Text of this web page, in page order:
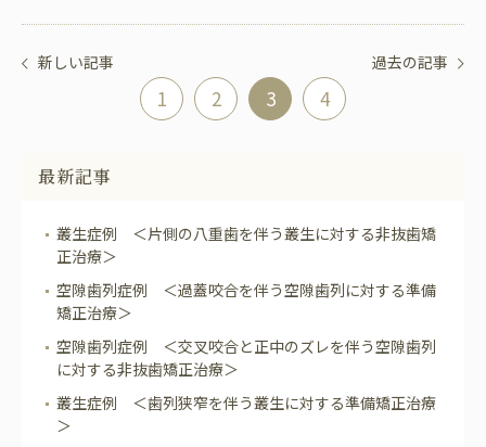
新しい記事
1 2 3 4
過去の記事
最新記事
叢生症例 ＜片側の八重歯を伴う叢生に対する非抜歯矯
正治療＞
空隙歯列症例 ＜過蓋咬合を伴う空隙歯列に対する準備
矯正治療＞
空隙歯列症例 ＜交叉咬合と正中のズレを伴う空隙歯列
に対する非抜歯矯正治療＞
叢生症例 ＜歯列狭窄を伴う叢生に対する準備矯正治療
＞